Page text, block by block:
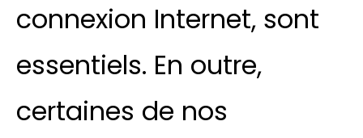
connexion Internet, sont
essentiels. En outre,
certaines de nos